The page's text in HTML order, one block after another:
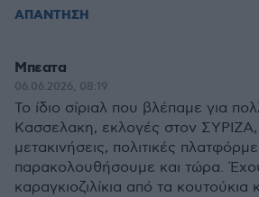
ΑΠΑΝΤΗΣΗ
Μπεατα
06.06.2026, 08:19
Το ίδιο σίριαλ που βλέπαμε για
Κασσελακη, εκλογές στον ΣΥΡΙΖΑ,
μετακινήσεις, πολιτικές
παρακολουθήσουμε και τώρα.
καραγκιοζιλίκια από τα κουτούκια